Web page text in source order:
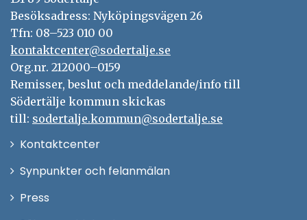
Besöksadress: Nyköpingsvägen 26
Tfn: 08–523 010 00
kontaktcenter@sodertalje.se
Org.nr. 212000–0159
Remisser, beslut och meddelande/info till
Södertälje kommun skickas
till: sodertalje.kommun@sodertalje.se
KontaktcenterÖppna
Synpunkter och felanmälan
Press